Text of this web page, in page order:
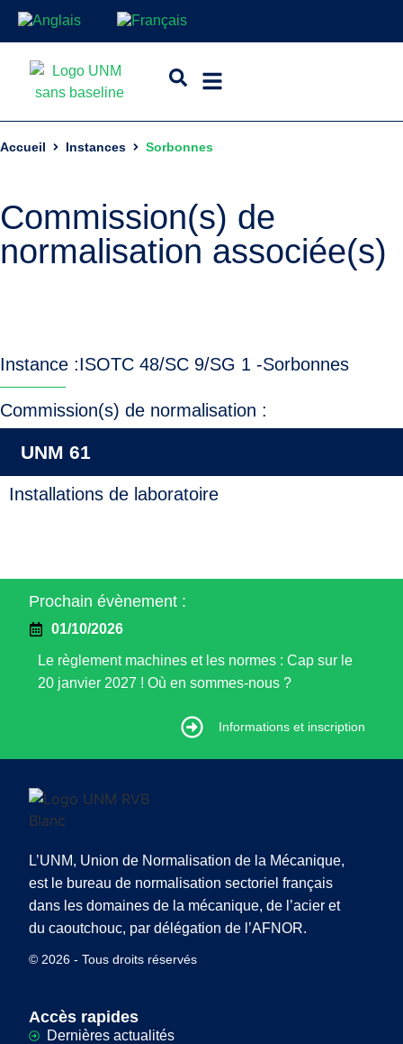
Accueil Instances Sorbonnes
Commission(s) de
normalisation associée(s)
Instance :ISOTC 48/SC 9/SG 1 -Sorbonnes
Commission(s) de normalisation :
UNM 61
Installations de laboratoire
Prochain évènement :
01/10/2026
Le règlement machines et les normes : Cap sur le
20 janvier 2027 ! Où en sommes-nous ?
Informations et inscription
L’UNM, Union de Normalisation de la Mécanique,
est le bureau de normalisation sectoriel français
dans les domaines de la mécanique, de l’acier et
du caoutchouc, par délégation de l’AFNOR.
© 2026 - Tous droits réservés
Accès rapides
Dernières actualités